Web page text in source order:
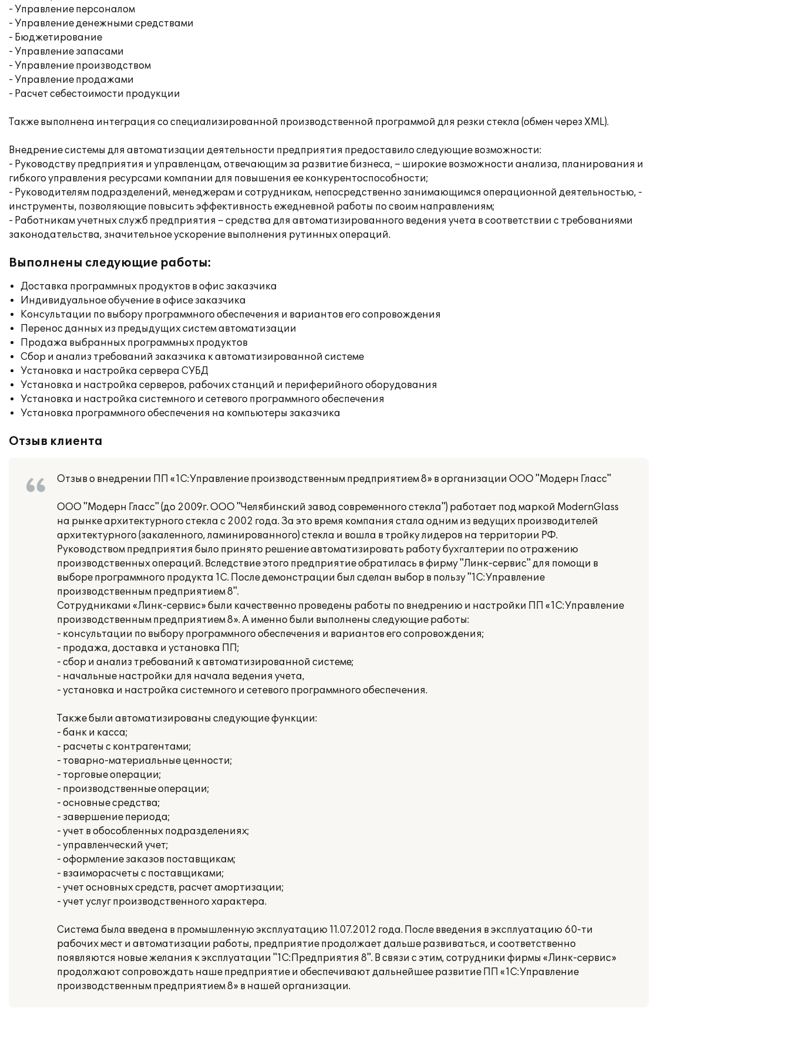
- Управление персоналом
- Управление денежными средствами
- Бюджетирование
- Управление запасами
- Управление производством
- Управление продажами
- Расчет себестоимости продукции
Также выполнена интеграция со специализированной производственной программой для резки стекла (обмен через XML).
Внедрение системы для автоматизации деятельности предприятия предоставило следующие возможности:
- Руководству предприятия и управленцам, отвечающим за развитие бизнеса, – широкие возможности анализа, планирования и
гибкого управления ресурсами компании для повышения ее конкурентоспособности;
- Руководителям подразделений, менеджерам и сотрудникам, непосредственно занимающимся операционной деятельностью, -
инструменты, позволяющие повысить эффективность ежедневной работы по своим направлениям;
- Работникам учетных служб предприятия – средства для автоматизированного ведения учета в соответствии с требованиями
законодательства, значительное ускорение выполнения рутинных операций.
Выполнены следующие работы:
Доставка программных продуктов в офис заказчика
Индивидуальное обучение в офисе заказчика
Консультации по выбору программного обеспечения и вариантов его сопровождения
Перенос данных из предыдущих систем автоматизации
Продажа выбранных программных продуктов
Сбор и анализ требований заказчика к автоматизированной системе
Установка и настройка сервера СУБД
Установка и настройка серверов, рабочих станций и периферийного оборудования
Установка и настройка системного и сетевого программного обеспечения
Установка программного обеспечения на компьютеры заказчика
Отзыв клиента
Отзыв о внедрении ПП «1С:Управление производственным предприятием 8» в организации ООО "Модерн Гласс"
ООО "Модерн Гласс" (до 2009г. ООО "Челябинский завод современного стекла") работает под маркой ModernGlass
на рынке архитектурного стекла с 2002 года. За это время компания стала одним из ведущих производителей
архитектурного (закаленного, ламинированного) стекла и вошла в тройку лидеров на территории РФ.
Руководством предприятия было принято решение автоматизировать работу бухгалтерии по отражению
производственных операций. Вследствие этого предприятие обратилась в фирму "Линк-сервис" для помощи в
выборе программного продукта 1С. После демонстрации был сделан выбор в пользу "1С:Управление
производственным предприятием 8".
Сотрудниками «Линк-сервис» были качественно проведены работы по внедрению и настройки ПП «1С:Управление
производственным предприятием 8». А именно были выполнены следующие работы:
- консультации по выбору программного обеспечения и вариантов его сопровождения;
- продажа, доставка и установка ПП;
- сбор и анализ требований к автоматизированной системе;
- начальные настройки для начала ведения учета,
- установка и настройка системного и сетевого программного обеспечения.
Также были автоматизированы следующие функции:
- банк и касса;
- расчеты с контрагентами;
- товарно-материальные ценности;
- торговые операции;
- производственные операции;
- основные средства;
- завершение периода;
- учет в обособленных подразделениях;
- управленческий учет;
- оформление заказов поставщикам;
- взаиморасчеты с поставщиками;
- учет основных средств, расчет амортизации;
- учет услуг производственного характера.
Система была введена в промышленную эксплуатацию 11.07.2012 года. После введения в эксплуатацию 60-ти
рабочих мест и автоматизации работы, предприятие продолжает дальше развиваться, и соответственно
появляются новые желания к эксплуатации "1С:Предприятия 8". В связи с этим, сотрудники фирмы «Линк-сервис»
продолжают сопровождать наше предприятие и обеспечивают дальнейшее развитие ПП «1С:Управление
производственным предприятием 8» в нашей организации.